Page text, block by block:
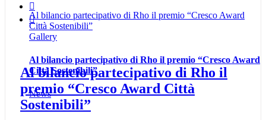
Al bilancio partecipativo di Rho il premio “Cresco Award
Città Sostenibili”
Gallery
Al bilancio partecipativo di Rho il premio “Cresco Award
Città Sostenibili”
News


Al bilancio partecipativo di Rho il
premio “Cresco Award Città
Sostenibili”